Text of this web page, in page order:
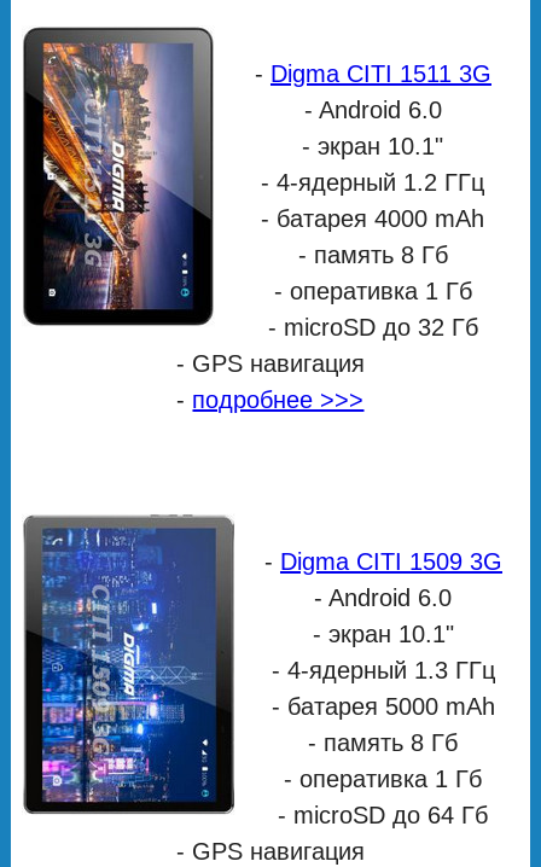
- Digma CITI 1511 3G
- Android 6.0
- экран 10.1"
- 4-ядерный 1.2 ГГц
- батарея 4000 mAh
- память 8 Гб
- оперативка 1 Гб
- microSD до 32 Гб
- GPS навигация
- подробнее >>>
- Digma CITI 1509 3G
- Android 6.0
- экран 10.1"
- 4-ядерный 1.3 ГГц
- батарея 5000 mAh
- память 8 Гб
- оперативка 1 Гб
- microSD до 64 Гб
- GPS навигация